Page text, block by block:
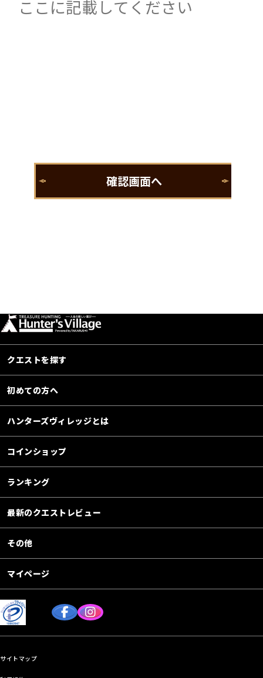
クエストを探す
初めての方へ
ハンターズヴィレッジとは
コインショップ
ランキング
最新のクエストレビュー
その他
マイページ
サイトマップ